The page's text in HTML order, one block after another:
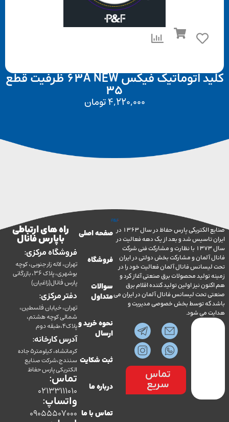
کلید اتوماتیک فیکس 63A NEW ظرفیت قطع
4,220,000تومان
صنایع الکتریکی پارس حفاظ در سال 1363 در
شد و بعد از یک دهه فعالیت در
سال 1373 با نظارت و مشارکت فنی شرکت
و مشارکت بخش دولتی در ایران
فانال آلمان فعالیت خود را در
محصولات برق صنعتی آغاز کرد و
نیز اولین تولید کننده اقلام برق
لیسانس فانال آلمان در ایران می
توسط بخش خصوصی مدیریت و
می شود.
تماس
سریع
صفحه اصلی
فروشگاه
سوالات
متداول
نحوه خرید و
ثبت شکایت
درباره ما
تماس با ما
راه های ارتباطی
با پارس فانال
فروشگاه مرکزی:
تهران، لاله زار جنوبی، کوچه
بوشهری، پلاک 36، بازرگانی
پارس فانال(زاغیان)
دفتر مرکزی:
تهران، خیابان فلسطین،
شمالی کوچه هشتم،
پلاک4،طبقه دوم
آدرس کارخانه:
کرمانشاه، کیلومتر5 جاده
سنندج،شرکت صنایع
الکتریکی پارس حفاظ
تماس:
02133111010
واتساپ:
09055507000